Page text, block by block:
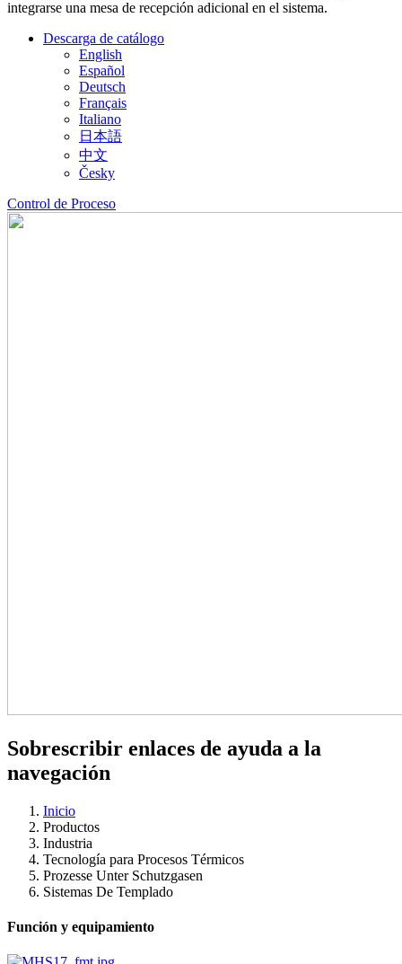
integrarse una mesa de recepción adicional en el sistema.
Descarga de catálogo
English
Español
Deutsch
Français
Italiano
日本語
中文
Česky
Control de Proceso
Sobrescribir enlaces de ayuda a la
navegación
Inicio
Productos
Industria
Tecnología para Procesos Térmicos
Prozesse Unter Schutzgasen
Sistemas De Templado
Función y equipamiento